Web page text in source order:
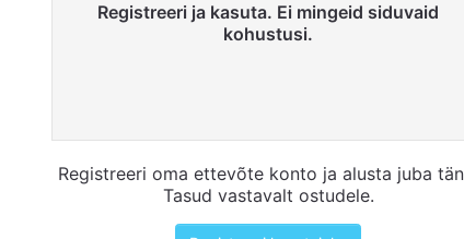
Registreeri ja kasuta. Ei mingeid siduvaid
kohustusi.
Registreeri oma ettevõte konto ja alusta juba
Tasud vastavalt ostudele.